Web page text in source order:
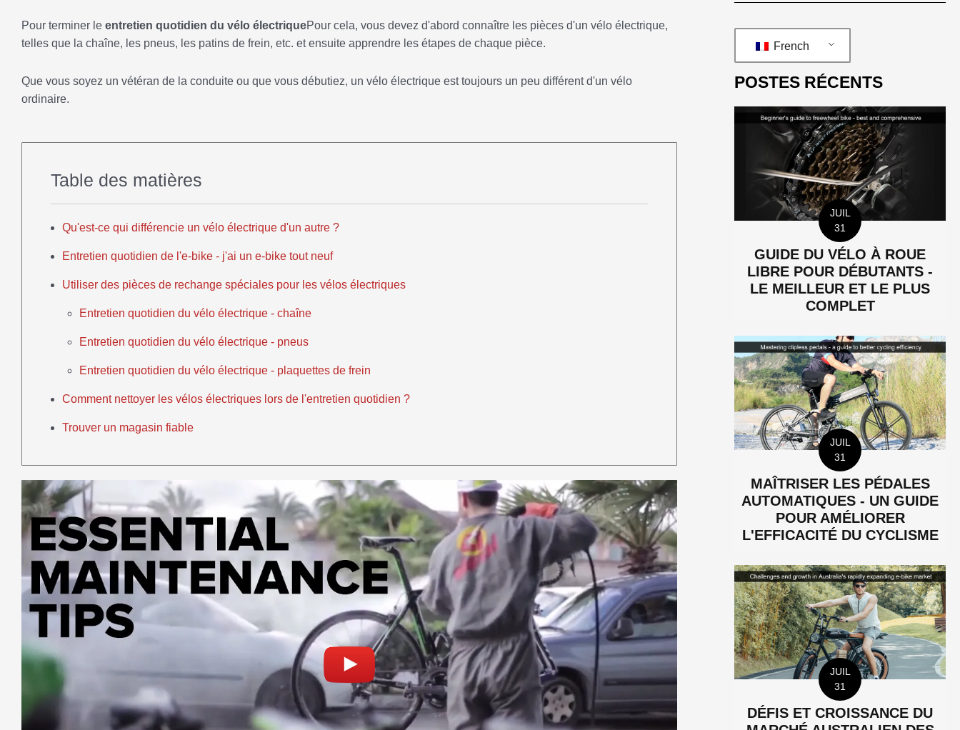
Pour terminer le entretien quotidien du vélo électriquePour cela, vous devez d'abord connaître les pièces d'un vélo électrique,
telles que la chaîne, les pneus, les patins de frein, etc. et ensuite apprendre les étapes de chaque pièce.
Que vous soyez un vétéran de la conduite ou que vous débutiez, un vélo électrique est toujours un peu différent d'un vélo
ordinaire.
Table des matières
Qu'est-ce qui différencie un vélo électrique d'un autre ?
Entretien quotidien de l'e-bike - j'ai un e-bike tout neuf
Utiliser des pièces de rechange spéciales pour les vélos électriques
Entretien quotidien du vélo électrique - chaîne
Entretien quotidien du vélo électrique - pneus
Entretien quotidien du vélo électrique - plaquettes de frein
Comment nettoyer les vélos électriques lors de l'entretien quotidien ?
Trouver un magasin fiable
French
POSTES RÉCENTS
JUIL
31
GUIDE DU VÉLO À ROUE
LIBRE POUR DÉBUTANTS -
LE MEILLEUR ET LE PLUS
COMPLET
JUIL
31
MAÎTRISER LES PÉDALES
AUTOMATIQUES - UN GUIDE
POUR AMÉLIORER
L'EFFICACITÉ DU CYCLISME
JUIL
31
DÉFIS ET CROISSANCE DU